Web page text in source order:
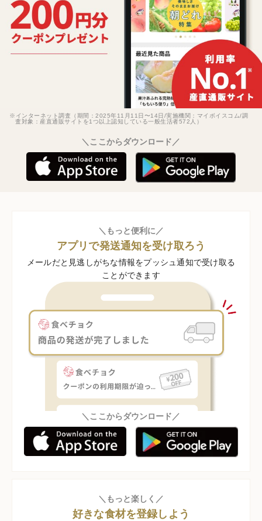
※インターネット調査（期間：2025年11月11日〜14日/実施機関：マイボイスコム/調
査対象：産直通販サイトを1つ以上認知している一般生活者572人）
＼ここからダウンロード／
＼もっと便利に／
アプリで発送通知を受け取ろう
メールだと見逃しがちな情報をプッシュ通知で受け取る
ことができます
＼ここからダウンロード／
＼もっと楽しく／
好きな食材を登録しよう